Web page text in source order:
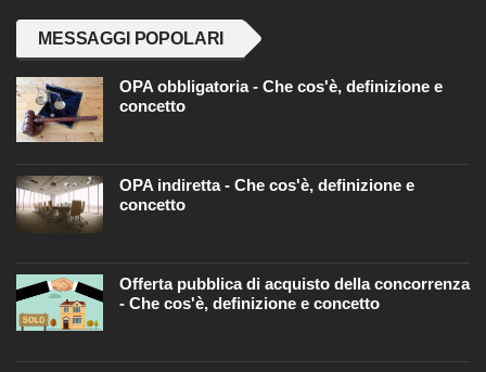
MESSAGGI POPOLARI
OPA obbligatoria - Che cos'è, definizione e
concetto
OPA indiretta - Che cos'è, definizione e
concetto
Offerta pubblica di acquisto della concorrenza
- Che cos'è, definizione e concetto